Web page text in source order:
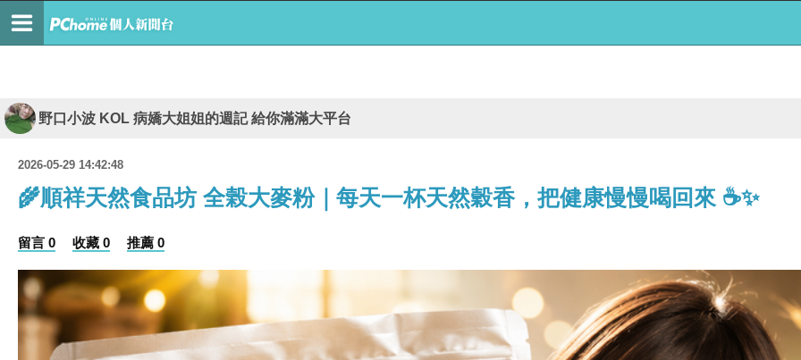
野口小波 KOL 病嬌大姐姐的週記 給你滿滿大平台
2026-05-29 14:42:48
🌾順祥天然食品坊 全榖大麥粉｜每天一杯天然穀香，把健康慢慢喝回來 ☕✨
留言 0 收藏 0 推薦 0